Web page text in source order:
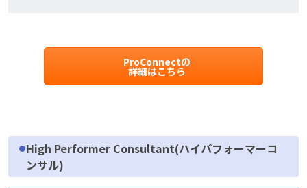
ProConnectの
詳細はこちら
High Performer Consultant(ハイパフォーマーコ
ンサル)